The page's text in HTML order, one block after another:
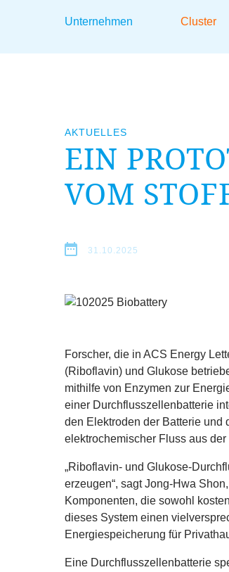
Unternehmen Cluster
AKTUELLES
EIN
VOM
31.10.2025
Forscher, die in ACS Energy
(Riboflavin) und Glukose
mithilfe von Enzymen zur
einer Durchflusszellenbatterie
den Elektroden der Batterie und
elektrochemischer Fluss aus
„Riboflavin- und Glukose-
erzeugen“, sagt Jong-Hwa
Komponenten, die sowohl
dieses System einen
Energiespeicherung für
Eine Durchflusszellenbatterie